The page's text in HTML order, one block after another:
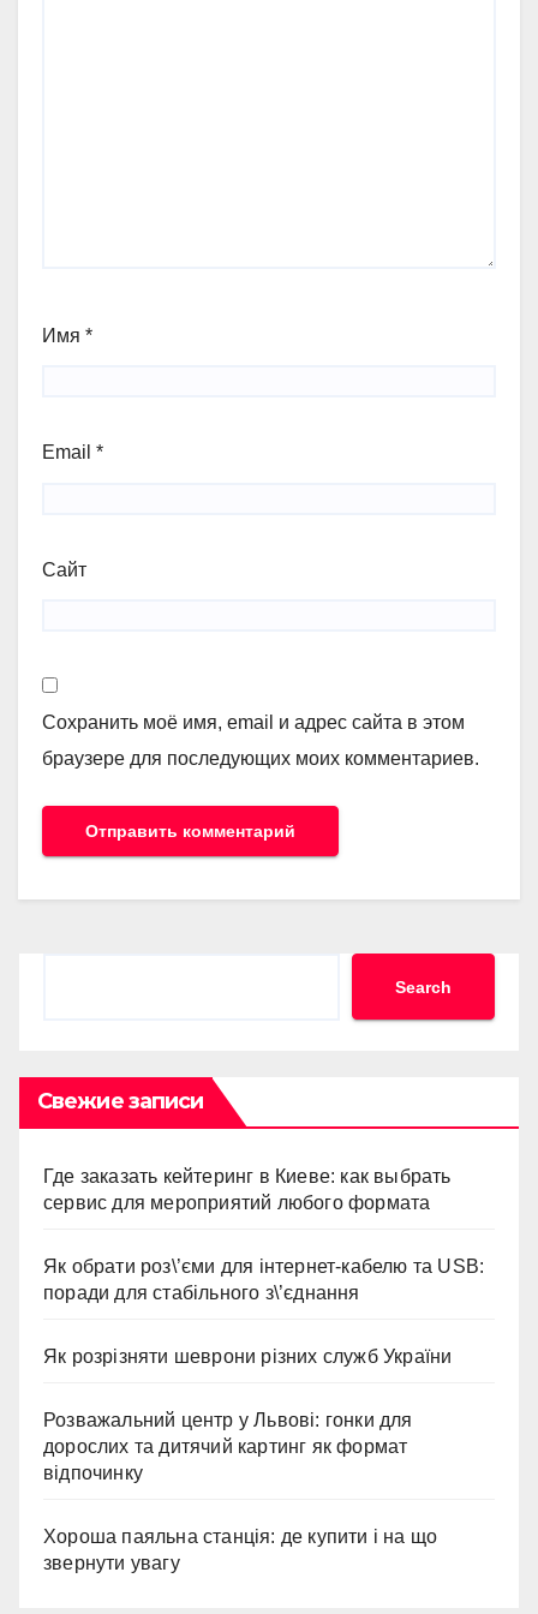
Имя *
Email *
Сайт
Сохранить моё имя, email и адрес сайта в этом
браузере для последующих моих комментариев.
Search
Свежие записи
Где заказать кейтеринг в Киеве: как выбрать
сервис для мероприятий любого формата
Як обрати роз\’єми для інтернет-кабелю та USB:
поради для стабільного з\’єднання
Як розрізняти шеврони різних служб України
Розважальний центр у Львові: гонки для
дорослих та дитячий картинг як формат
відпочинку
Хороша паяльна станція: де купити і на що
звернути увагу